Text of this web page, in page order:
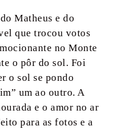
Matheus e do
que trocou votos
no Monte
o pôr do sol. Foi
o sol se pondo
um ao outro. A
e o amor no ar
para as fotos e a